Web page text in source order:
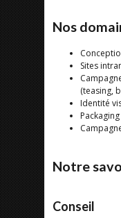
Nos
Sites
(teasing,
Identité
Packaging
Notre
Conseil